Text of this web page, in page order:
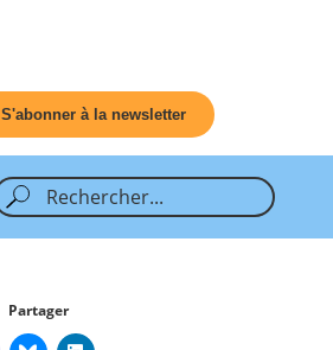
S'abonner à la newsletter
Partager